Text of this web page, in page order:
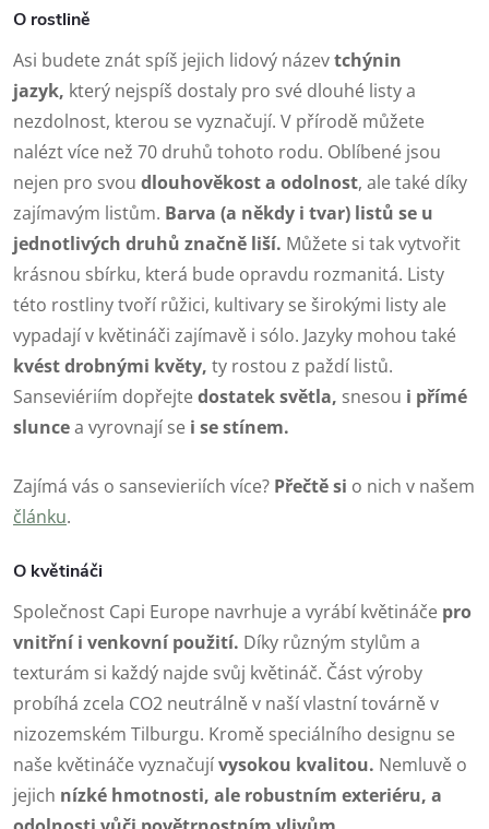
O rostlině
Asi budete znát spíš jejich lidový názevtchýnin
jazyk, který nejspíš dostaly pro své dlouhé listy a
nezdolnost, kterou se vyznačují. V přírodě můžete
nalézt více než 70 druhů tohoto rodu. Oblíbené jsou
nejen pro svou dlouhověkost a odolnost, ale také díky
zajímavým listům. Barva (a někdy i tvar) listů se u
jednotlivých druhů značně liší. Můžete si tak vytvořit
krásnou sbírku, která bude opravdu rozmanitá. Listy
této rostliny tvoří růžici, kultivary se širokými listy ale
vypadají v květináči zajímavě i sólo. Jazyky mohou také
kvést drobnými květy, ty rostou z paždí listů.
Sanseviériím dopřejtedostatek světla, snesou i přímé
sluncea vyrovnají se i se stínem.
Zajímá vás o sansevieriích více? Přečtě si o nich v našem
článku.
O květináči
Společnost Capi Europe navrhuje a vyrábí květináče pro
vnitřní i venkovní použití. Díky různým stylům a
texturám si každý najde svůj květináč. Část výroby
probíhá zcela CO2 neutrálně v naší vlastní továrně v
nizozemském Tilburgu. Kromě speciálního designu se
naše květináče vyznačujívysokou kvalitou. Nemluvě o
jejich nízké hmotnosti, ale robustním exteriéru, a